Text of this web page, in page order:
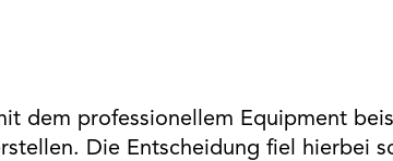
dem professionellem Equipment
Die Entscheidung fiel hierbei